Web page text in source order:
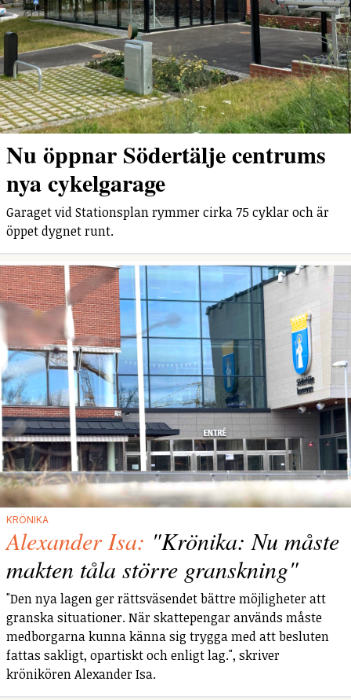
Nu öppnar Södertälje centrums
nya cykelgarage
Garaget vid Stationsplan rymmer cirka 75 cyklar och är
öppet dygnet runt.
KRÖNIKA
Alexander Isa: "Krönika: Nu måste
makten tåla större granskning"
"Den nya lagen ger rättsväsendet bättre möjligheter att
granska situationer. När skattepengar används måste
medborgarna kunna känna sig trygga med att besluten
fattas sakligt, opartiskt och enligt lag.", skriver
krönikören Alexander Isa.